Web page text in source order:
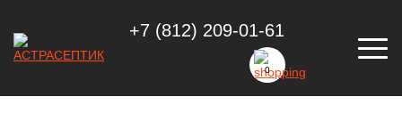
+7 (812) 209-01-61
0
ПОСТАВКА ЕВРОЛОС БИО 5+ В
СЕСТРОРЕЦК